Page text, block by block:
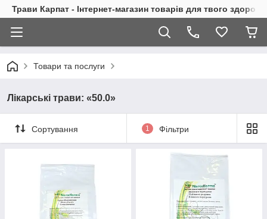
Трави Карпат - Інтернет-магазин товарів для твого
Товари та послуги
Лікарські трави: «50.0»
Сортування 1 Фільтри